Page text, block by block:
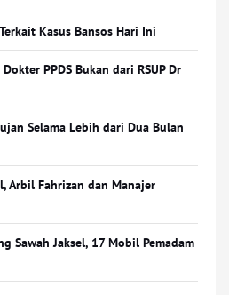
Kasus Bansos Hari Ini
PPDS Bukan dari RSUP Dr
Selama Lebih dari Dua Bulan
Arbil Fahrizan dan Manajer
Sawah Jaksel, 17 Mobil Pemadam